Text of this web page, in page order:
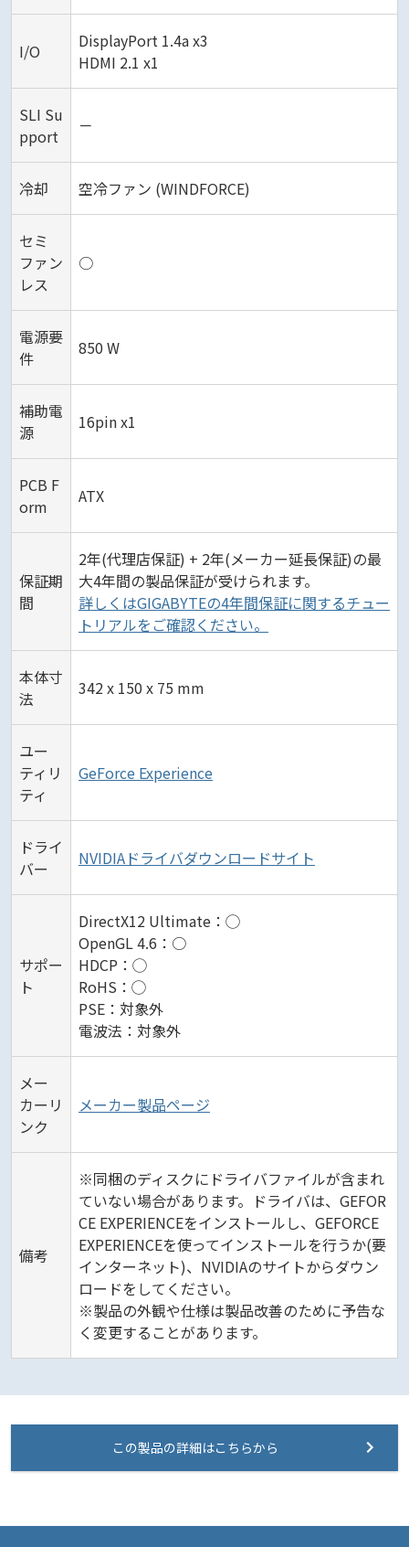
I/O
DisplayPort 1.4a x3
HDMI 2.1 x1
SLI Su
pport
－
冷却 空冷ファン (WINDFORCE)
セミ
ファン
レス
○
電源要
件
850 W
補助電
源
16pin x1
PCB F
orm
ATX
保証期
間
2年(代理店保証) + 2年(メーカー延長保証)の最
大4年間の製品保証が受けられます。
詳しくはGIGABYTEの4年間保証に関するチュー
トリアルをご確認ください。
本体寸
法
342 x 150 x 75 mm
ユー
ティリ
ティ
GeForce Experience
ドライ
バー
NVIDIAドライバダウンロードサイト
サポー
ト
DirectX12 Ultimate：◯
OpenGL 4.6：○
HDCP：◯
RoHS：◯
PSE：対象外
電波法：対象外
メー
カーリ
ンク
メーカー製品ページ
備考
※同梱のディスクにドライバファイルが含まれ
ていない場合があります。ドライバは、GEFOR
CE EXPERIENCEをインストールし、GEFORCE
EXPERIENCEを使ってインストールを行うか(要
インターネット)、NVIDIAのサイトからダウン
ロードをしてください。
※製品の外観や仕様は製品改善のために予告な
く変更することがあります。
この製品の詳細はこちらから